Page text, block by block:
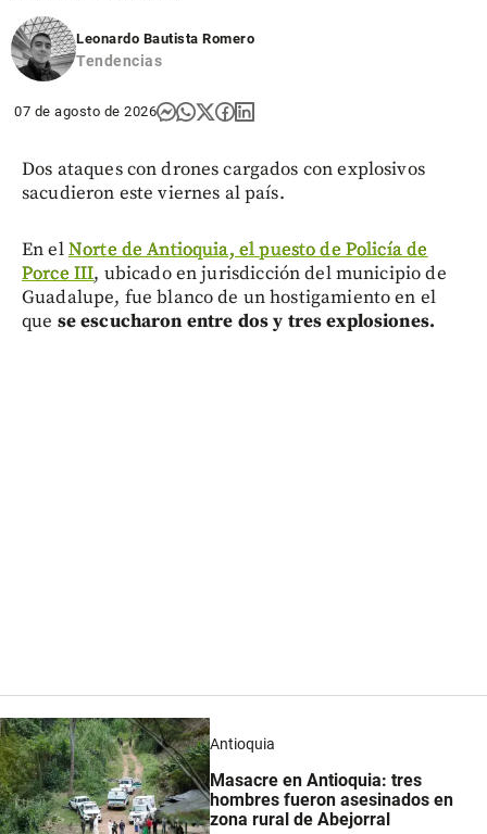
Leonardo Bautista Romero
Tendencias
07 de agosto de 2026
Dos ataques con drones cargados con explosivos
sacudieron este viernes al país.
En elNorte de Antioquia, el puesto de Policía de
Porce III, ubicado en jurisdicción del municipio de
Guadalupe, fue blanco de un hostigamiento en el
que se escucharon entre dos y tres explosiones.
Antioquia
Masacre en Antioquia: tres
hombres fueron asesinados en
zona rural de Abejorral